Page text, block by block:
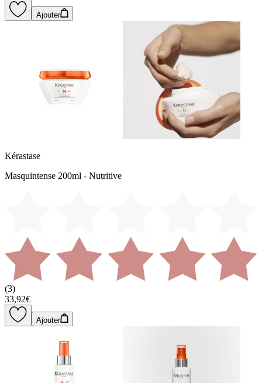
Ajouter
Kérastase
Masquintense 200ml - Nutritive
(3)
33,92€
Ajouter